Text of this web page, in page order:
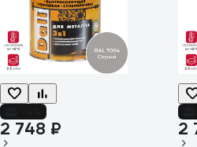
2 748 ₽ 2